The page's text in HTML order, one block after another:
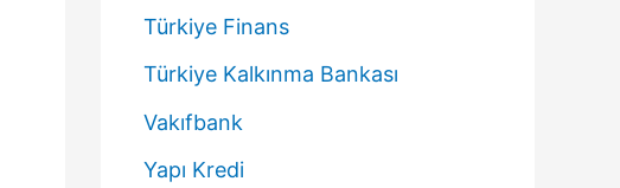
Türkiye Finans
Türkiye Kalkınma Bankası
Vakıfbank
Yapı Kredi